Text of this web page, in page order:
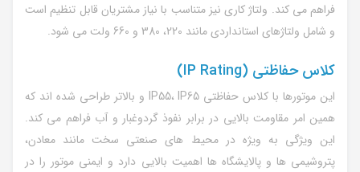
فراهم می کند. ولتاژ کاری نیز متناسب با نیاز مشتریان قابل تنظیم است
و شامل ولتاژهای استانداردی مانند 220، 380 و 660 ولت می شود.
کلاس حفاظتی (IP Rating)
این موتورها با کلاس حفاظتی IP55، IP65 و بالاتر طراحی شده اند که
همین امر مقاومت بالایی در برابر نفوذ گردوغبار و آب فراهم می کند.
این ویژگی به ویژه در محیط های صنعتی سخت مانند معادن،
پتروشیمی ها و پالایشگاه ها اهمیت بالایی دارد و ایمنی موتور را در